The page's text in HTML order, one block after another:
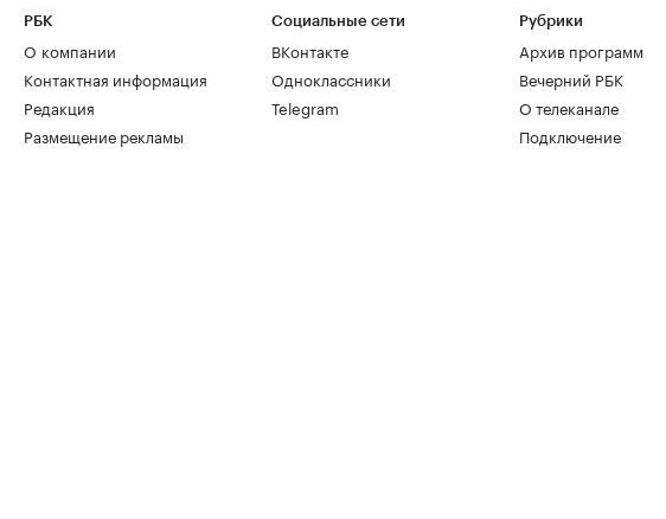
РБК
О компании
Контактная информация
Редакция
Размещение рекламы
Социальные сети
ВКонтакте
Одноклассники
Telegram
Рубрики
Архив программ
Вечерний РБК
О телеканале
Подключение